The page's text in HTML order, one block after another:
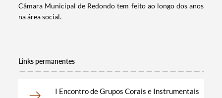
Termo de Pesquisa
Câmara Municipal de Redondo tem feito ao longo dos anos
na área social.
Links permanentes
I Encontro de Grupos Corais e Instrumentais